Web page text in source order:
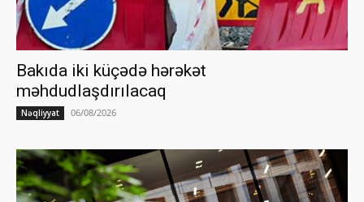
Bakıda iki küçədə hərəkət
məhdudlaşdırılacaq
Nəqliyyat 06/08/2026